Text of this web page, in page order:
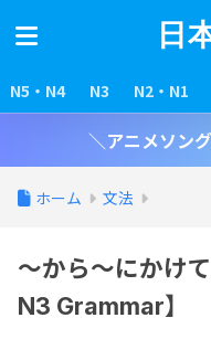
日
N5・N4 N3 N2・N1
＼アニメソン
ホーム 文法
〜から〜にかけ
N3 Grammar】